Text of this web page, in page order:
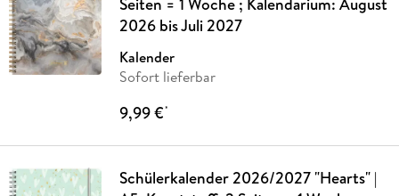
2026 bis Juli 2027
Kalender
Sofort lieferbar
9,99 €*
Schülerkalender 2026/2027 "Hearts" |